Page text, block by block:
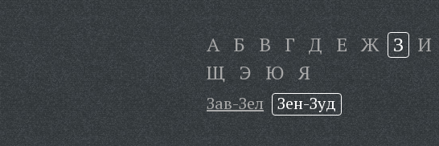
А Б В Г Д Е Ж З И
Щ Э Ю Я
Зав-Зел Зен-Зуд